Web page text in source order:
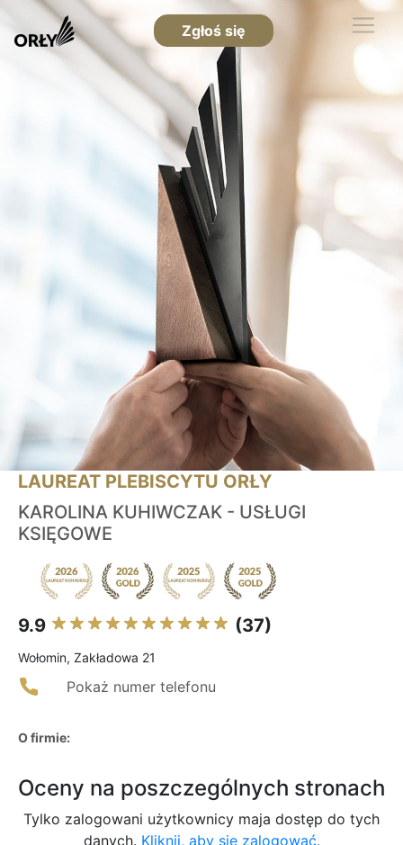
Zgłoś się
LAUREAT PLEBISCYTU ORŁY
KAROLINA KUHIWCZAK - USŁUGI
KSIĘGOWE
9.9 (37)
Wołomin, Zakładowa 21
Pokaż numer telefonu
O firmie:
Oceny na poszczególnych stronach
Tylko zalogowani użytkownicy maja dostęp do tych
danych. Kliknij, aby się zalogować.